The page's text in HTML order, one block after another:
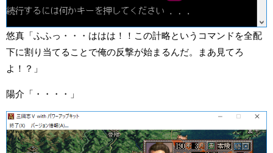
悠真「ふふっ・・・ははは！！この計略というコマンドを全配
下に割り当てることで俺の反撃が始まるんだ。まあ見てろ
よ！？」
陽介「・・・・」